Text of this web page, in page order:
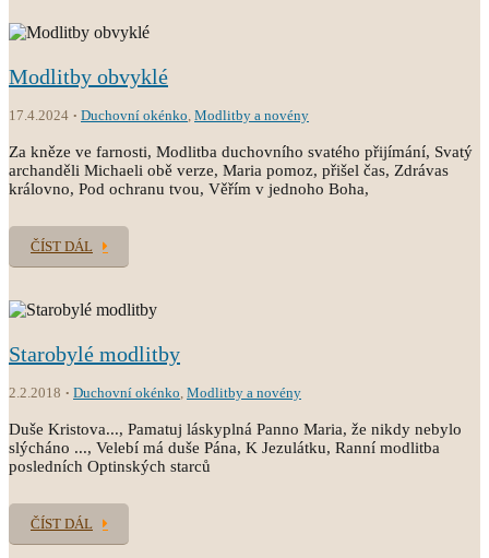
Modlitby obvyklé
17.4.2024 Duchovní okénko, Modlitby a novény
Za kněze ve farnosti, Modlitba duchovního svatého přijímání, Svatý
archanděli Michaeli obě verze, Maria pomoz, přišel čas, Zdrávas
královno, Pod ochranu tvou, Věřím v jednoho Boha,
ČÍST DÁL
Starobylé modlitby
2.2.2018 Duchovní okénko, Modlitby a novény
Duše Kristova..., Pamatuj láskyplná Panno Maria, že nikdy nebylo
slýcháno ..., Velebí má duše Pána, K Jezulátku, Ranní modlitba
posledních Optinských starců
ČÍST DÁL